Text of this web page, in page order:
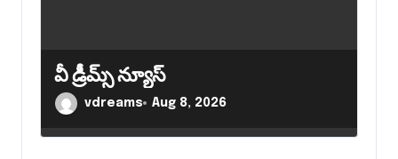
వీ డ్రీమ్స్ న్యూస్
vdreams Aug 8, 2026